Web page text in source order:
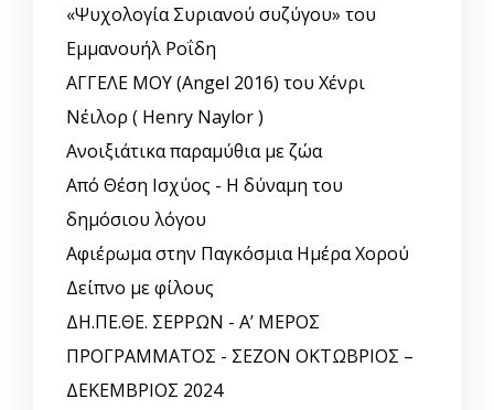
«Ψυχολογία Συριανού συζύγου» του
Εμμανουήλ Ροΐδη
ΑΓΓΕΛΕ ΜΟΥ (Angel 2016) του Χένρι
Νέιλορ ( Henry Naylor )
Ανοιξιάτικα παραμύθια με ζώα
Από Θέση Ισχύος - Η δύναμη του
δημόσιου λόγου
Αφιέρωμα στην Παγκόσμια Ημέρα Χορού
Δείπνο με φίλους
ΔΗ.ΠΕ.ΘΕ. ΣΕΡΡΩΝ - Α’ ΜΕΡΟΣ
ΠΡΟΓΡΑΜΜΑΤΟΣ - ΣΕΖΟΝ ΟΚΤΩΒΡΙΟΣ –
ΔΕΚΕΜΒΡΙΟΣ 2024